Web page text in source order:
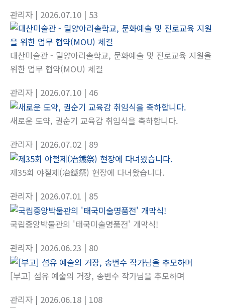
관리자 | 2026.07.10 | 53
대산미술관 - 밀양아리솔학교, 문화예술 및 진로교육 지원을
위한 업무 협약(MOU) 체결
관리자 | 2026.07.10 | 46
새로운 도약, 권순기 교육감 취임식을 축하합니다.
관리자 | 2026.07.02 | 89
제35회 야철제(冶鐵祭) 현장에 다녀왔습니다.
관리자 | 2026.07.01 | 85
국립중앙박물관의 '태국미술명품전' 개막식!
관리자 | 2026.06.23 | 80
[부고] 섬유 예술의 거장, 송번수 작가님을 추모하며
관리자 | 2026.06.18 | 108